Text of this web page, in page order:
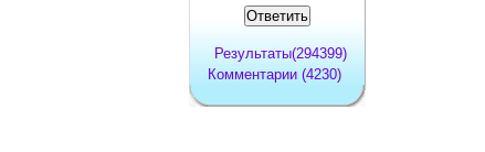
Результаты(294399)
Комментарии (4230)